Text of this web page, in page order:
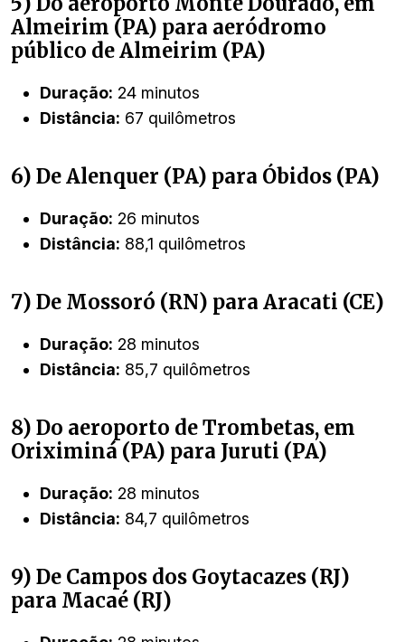
Almeirim (PA) para aeródromo
público de Almeirim (PA)
Duração: 24 minutos
Distância: 67 quilômetros
6) De Alenquer (PA) para Óbidos (PA)
Duração: 26 minutos
Distância: 88,1 quilômetros
7) De Mossoró (RN) para Aracati (CE)
Duração: 28 minutos
Distância: 85,7 quilômetros
8) Do aeroporto de Trombetas, em
Oriximiná (PA) para Juruti (PA)
Duração: 28 minutos
Distância: 84,7 quilômetros
9) De Campos dos Goytacazes (RJ)
para Macaé (RJ)